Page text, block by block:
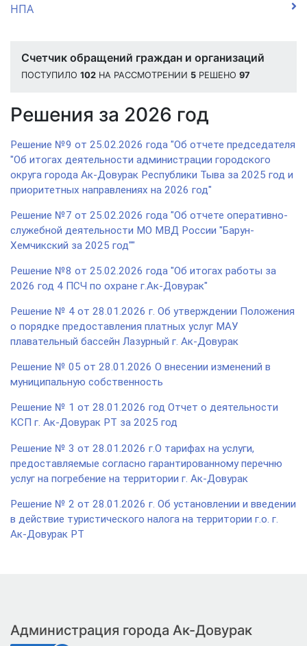
НПА
Счетчик обращений граждан и организаций
ПОСТУПИЛО 102 НА РАССМОТРЕНИИ 5 РЕШЕНО 97
Решения за 2026 год
Решение №9 от 25.02.2026 года "Об отчете председателя
"Об итогах деятельности администрации городского
округа города Ак-Довурак Республики Тыва за 2025 год и
приоритетных направлениях на 2026 год"
Решение №7 от 25.02.2026 года "Об отчете оперативно-
служебной деятельности МО МВД России "Барун-
Хемчикский за 2025 год""
Решение №8 от 25.02.2026 года "Об итогах работы за
2026 год 4 ПСЧ по охране г.Ак-Довурак"
Решение № 4 от 28.01.2026 г. Об утверждении Положения
о порядке предоставления платных услуг МАУ
плавательный бассейн Лазурный г. Ак-Довурак
Решение № 05 от 28.01.2026 О внесении изменений в
муниципальную собственность
Решение № 1 от 28.01.2026 год Отчет о деятельности
КСП г. Ак-Довурак РТ за 2025 год
Решение № 3 от 28.01.2026 г.О тарифах на услуги,
предоставляемые согласно гарантированному перечню
услуг на погребение на территории г. Ак-Довурак
Решение № 2 от 28.01.2026 г. Об установлении и введении
в действие туристического налога на территории г.о. г.
Ак-Довурак РТ
Администрация города Ак-Довурак